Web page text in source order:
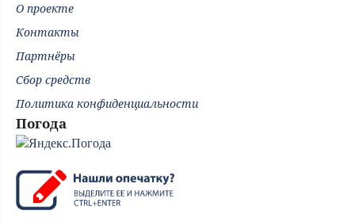
О проекте
Контакты
Партнёры
Сбор средств
Политика конфиденциальности
Погода